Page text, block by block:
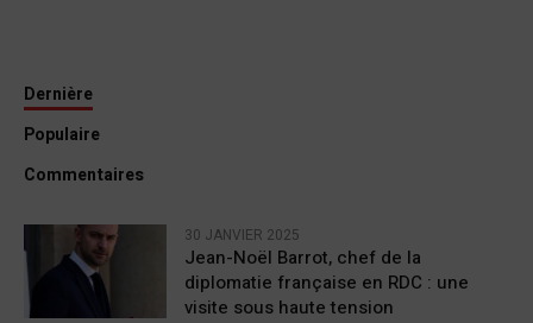
Dernière
Populaire
Commentaires
30 JANVIER 2025
Jean-Noël Barrot, chef de la
diplomatie française en RDC : une
visite sous haute tension